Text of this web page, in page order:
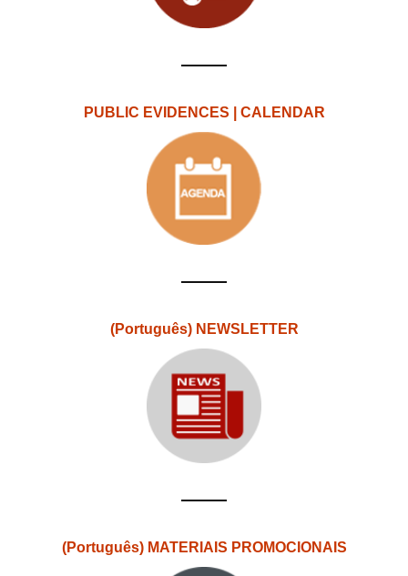
PUBLIC EVIDENCES | CALENDAR
(Português) NEWSLETTER
(Português) MATERIAIS PROMOCIONAIS